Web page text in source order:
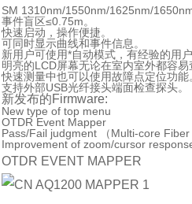
SM 1310nm/1550nm/1625nm/1650nm
事件盲区≤0.75m。
快速启动，操作便捷。
可同时显示曲线和事件信息。
新用户可使用*自动模式，有经验的用
明亮的LCD屏幕无论在室内室外都容易
快速测量中也可以使用故障点定位功能
支持外部USB光纤接头端面检查探头。
新发布的Firmware:
New type of top menu
OTDR Event Mapper
Pass/Fail judgment （Multi-core Fiber
Improvement of zoom/cursor
OTDR EVENT MAPPER